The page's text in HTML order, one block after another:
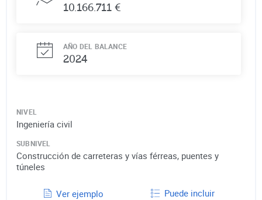
10.166.711 €
AÑO DEL BALANCE
2024
NIVEL
Ingeniería civil
SUBNIVEL
Construcción de carreteras y vías férreas, puentes y
túneles
Ver ejemplo Puede incluir